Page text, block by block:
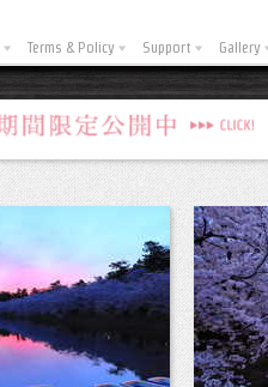
Gallery
Support
Terms & Policy